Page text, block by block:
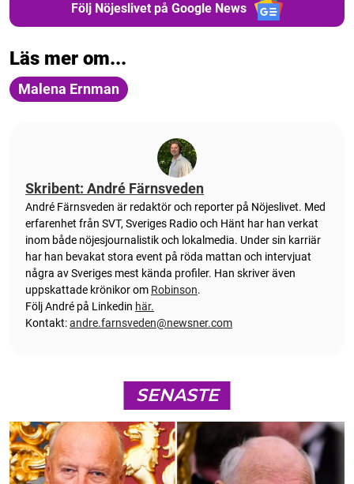
Följ Nöjeslivet på Google News
Läs mer om...
Malena Ernman
Skribent: André Färnsveden
André Färnsveden är redaktör och reporter på Nöjeslivet. Med
erfarenhet från SVT, Sveriges Radio och Hänt har han verkat
inom både nöjesjournalistik och lokalmedia. Under sin karriär
har han bevakat stora event på röda mattan och intervjuat
några av Sveriges mest kända profiler. Han skriver även
uppskattade krönikor om Robinson.
Följ André på Linkedin här.
Kontakt:andre.farnsveden@newsner.com
SENASTE